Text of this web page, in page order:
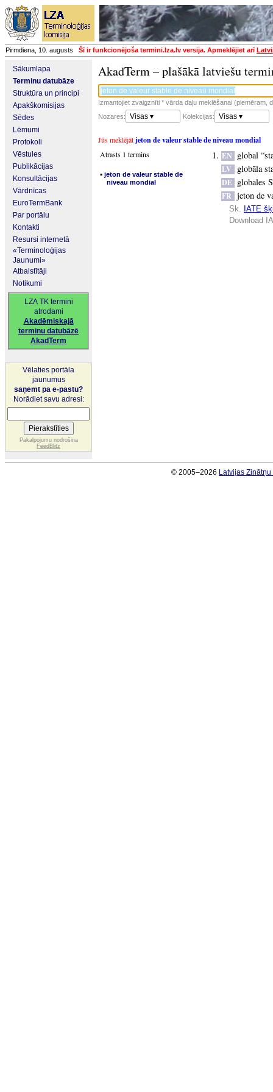
Pirmdiena, 10. augusts Šī ir funkcionējoša termini.lza.lv versija. Apmeklējiet arī
Sākumlapa
Terminu datubāze
Struktūra un principi
Apakškomisijas
Sēdes
Lēmumi
Protokoli
Vēstules
Publikācijas
Konsultācijas
Vārdnīcas
EuroTermBank
Par portālu
Kontakti
Resursi internetā
«Terminoloģijas
Jaunumi»
Atbalstītāji
Notikumi
LZA TK termini
atrodami
Akadēmiskajā
terminu datubāzē
AkadTerm
Vēlaties portāla
jaunumus
saņemt pa e-pastu?
Norādiet savu adresi:
Pakalpojumu nodrošina
FeedBlitz
AkadTerm – plašākā latviešu
Izmantojiet zvaigznīti * vārda daļu meklēšanai (piemēram,
Nozares:
Visas ▾ Kolekcijas: Visas ▾
Jūs meklējātjeton de valeur stable de niveau mondial
Atrasts 1 termins
▪ jeton de valeur stable de
niveau mondial
EN global
LV globāla
DE globales
FR jeton de
Sk. IATE
Download
© 2005–2026 Latvijas